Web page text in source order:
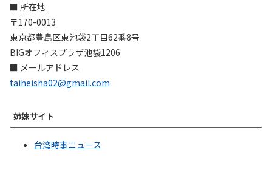
■ 所在地
〒170-0013
東京都豊島区東池袋2丁目62番8号
BIGオフィスプラザ池袋1206
■ メールアドレス
taiheisha02@gmail.com
姉妹サイト
台湾時事ニュース